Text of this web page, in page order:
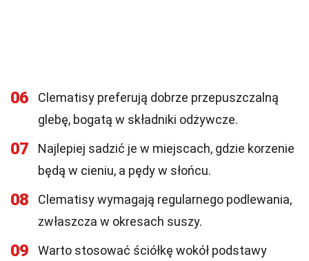
06
Clematisy preferują dobrze przepuszczalną
glebę, bogatą w składniki odżywcze.
07
Najlepiej sadzić je w miejscach, gdzie korzenie
będą w cieniu, a pędy w słońcu.
08
Clematisy wymagają regularnego podlewania,
zwłaszcza w okresach suszy.
09 Warto stosować ściółkę wokół podstawy